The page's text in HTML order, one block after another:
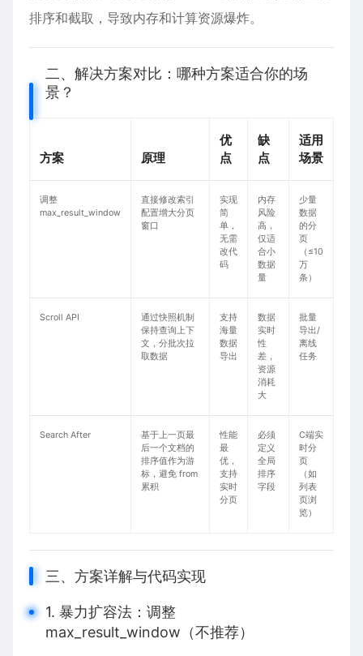
排序和截取，导致内存和计算资源爆炸。
二、解决方案对比：哪种方案适合你的场
景？
方案 原理
优
点
缺
点
适用
场景
​​调整
max_result_window​​
直接修改索引
配置增大分页
窗口
实现
简
单，
无需
改代
码
内存
风险
高，
仅适
合小
数据
量
少量
数据
的分
页
（≤10
万
条）
Scroll API​​
通过快照机制
保持查询上下
文，分批次拉
取数据
支持
海量
数据
导出
数据
实时
性
差，
资源
消耗
大
批量
导出/
离线
任务
​​Search After​​
基于上一页最
后一个文档的
排序值作为游
标，避免 from
累积
性能
最
优，
支持
实时
分页
必须
定义
全局
排序
字段
C端实
时分
页
（如
列表
页浏
览）
三、方案详解与代码实现
1. 暴力扩容法：调整
max_result_window（不推荐）